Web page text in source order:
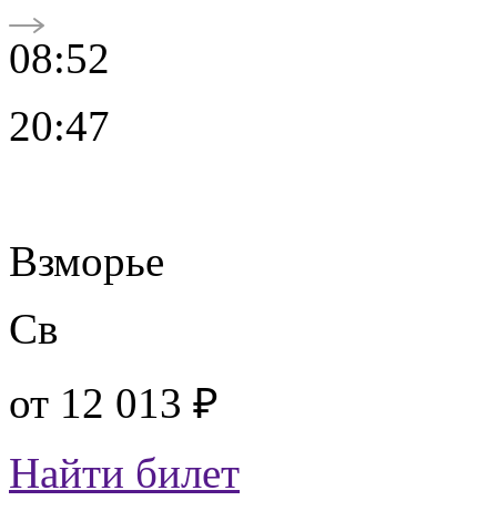
08:52
20:47
Взморье
Св
от 12 013 ₽
Найти билет